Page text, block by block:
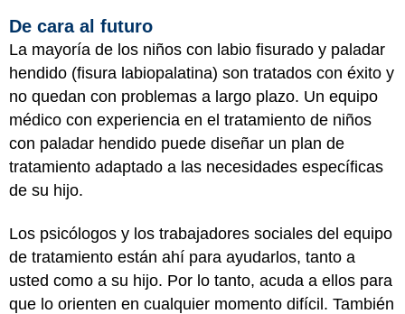
De cara al futuro
La mayoría de los niños con labio fisurado y paladar
hendido (fisura labiopalatina) son tratados con éxito y
no quedan con problemas a largo plazo. Un equipo
médico con experiencia en el tratamiento de niños
con paladar hendido puede diseñar un plan de
tratamiento adaptado a las necesidades específicas
de su hijo.
Los psicólogos y los trabajadores sociales del equipo
de tratamiento están ahí para ayudarlos, tanto a
usted como a su hijo. Por lo tanto, acuda a ellos para
que lo orienten en cualquier momento difícil. También